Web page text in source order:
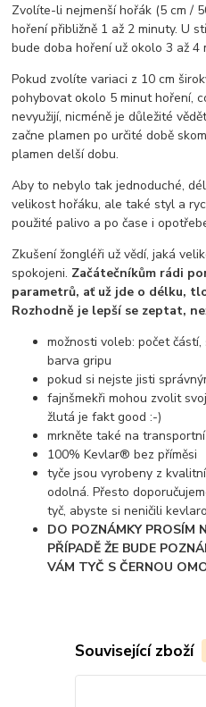
Zvolíte-li nejmenší hořák (5 cm /
hoření přibližně 1 až 2 minuty. U
bude doba hoření už okolo 3 až 4
Pokud zvolíte variaci z 10 cm
pohybovat okolo 5 minut hoření,
nevyužijí, nicméně je důležité
začne plamen po určité době
plamen delší dobu.
Aby to nebylo tak jednoduché,
velikost hořáku, ale také styl a
použité palivo a po čase i
Zkušení žongléři už vědí, jaká
spokojeni. Začátečníkům rádi
parametrů, ať už jde o délku,
Rozhodně je lepší se zeptat,
možnosti voleb: počet
barva gripu
pokud si nejste jisti
fajnšmekři mohou zvolit
žlutá je fakt good :-)
mrkněte také na
100% Kevlar® bez příměsi
tyče jsou vyrobeny z
odolná. Přesto
tyč, abyste si neničili
DO POZNÁMKY PROSÍM
PŘÍPADĚ ŽE BUDE
VÁM TYČ S ČERNOU
Související zboží